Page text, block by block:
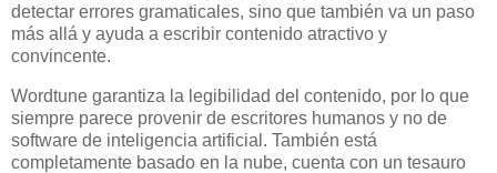
detectar errores gramaticales, sino que también va un paso
más allá y ayuda a escribir contenido atractivo y
convincente.
Wordtune garantiza la legibilidad del contenido, por lo que
siempre parece provenir de escritores humanos y no de
software de inteligencia artificial. También está
completamente basado en la nube, cuenta con un tesauro